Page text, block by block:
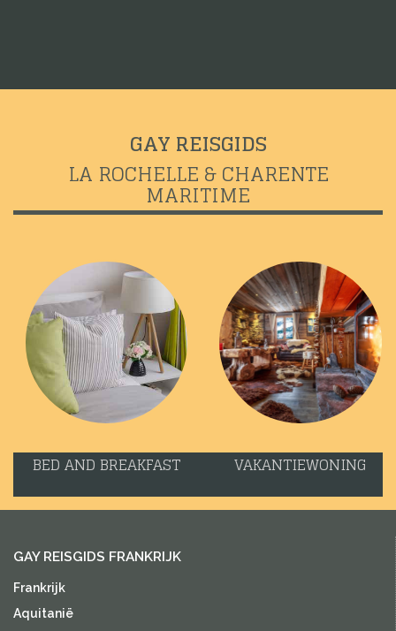
GAY REISGIDS
LA ROCHELLE & CHARENTE
MARITIME
BED AND BREAKFAST VAKANTIEWONING
GAY REISGIDS FRANKRIJK
Frankrijk
Aquitanië